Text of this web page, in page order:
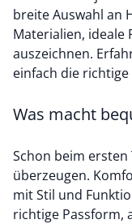
breite Auswahl an
Materialien, ideale
auszeichnen.
einfach die
Was macht
Schon beim
überzeugen.
mit Stil und
richtige Passform,